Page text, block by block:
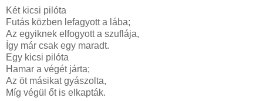
Két kicsi pilóta
Futás közben lefagyott a lába;
Az egyiknek elfogyott a szuflája,
Így már csak egy maradt.
Egy kicsi pilóta
Hamar a végét járta;
Az öt másikat gyászolta,
Míg végül őt is elkapták.